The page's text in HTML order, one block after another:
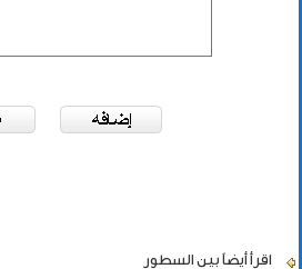
اقرأ أيضاً بين السطور